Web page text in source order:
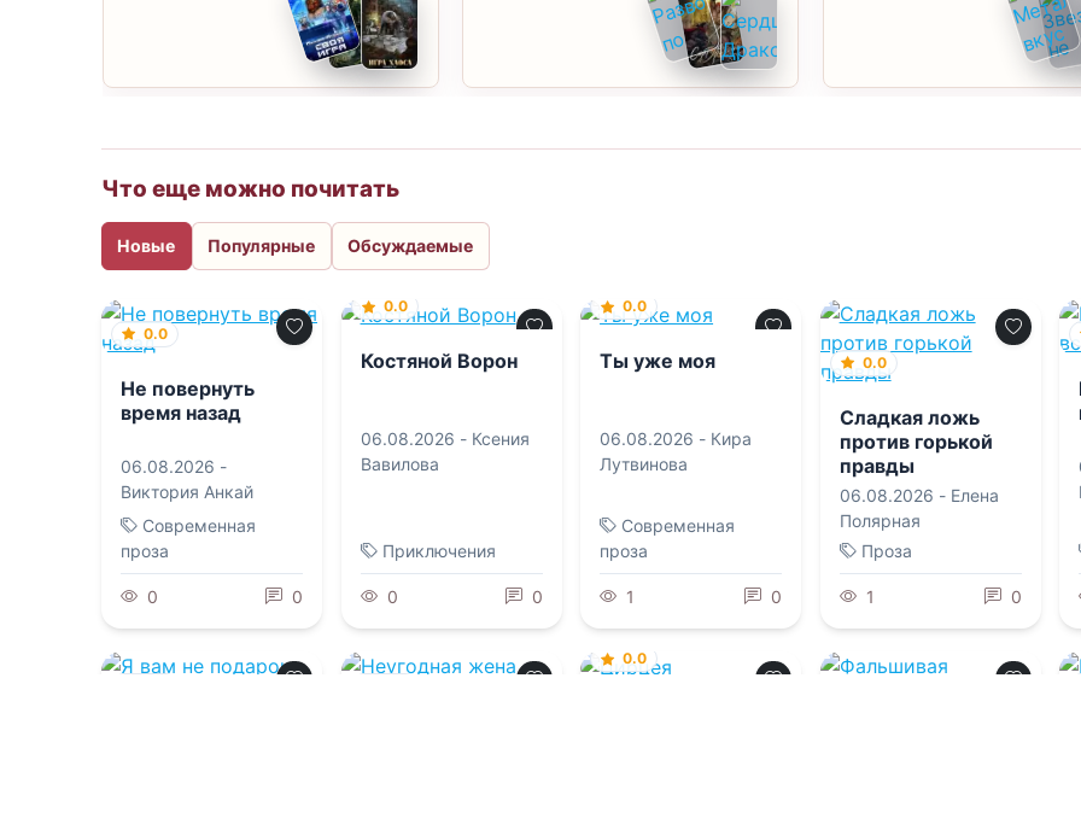
Что еще можно почитать
Новые Популярные Обсуждаемые
0.0
Не повернуть
время назад
06.08.2026 -
Виктория Анкай
Современная
проза
0 0
0.0
Костяной Ворон
06.08.2026 - Ксения
Вавилова
Приключения
0 0
0.0
Ты уже моя
06.08.2026 - Кира
Лутвинова
Современная
проза
1 0
0.0
Сладкая ложь
против горькой
правды
06.08.2026 - Елена
Полярная
Проза
1 0
0.0